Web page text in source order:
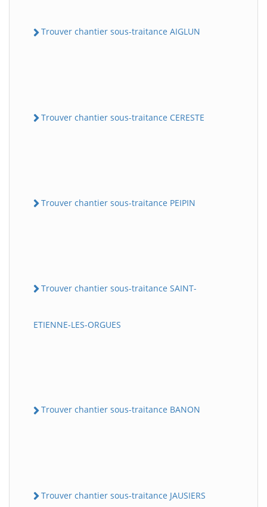
Trouver chantier sous-traitance AIGLUN
Trouver chantier sous-traitance CERESTE
Trouver chantier sous-traitance PEIPIN
Trouver chantier sous-traitance SAINT-
ETIENNE-LES-ORGUES
Trouver chantier sous-traitance BANON
Trouver chantier sous-traitance JAUSIERS